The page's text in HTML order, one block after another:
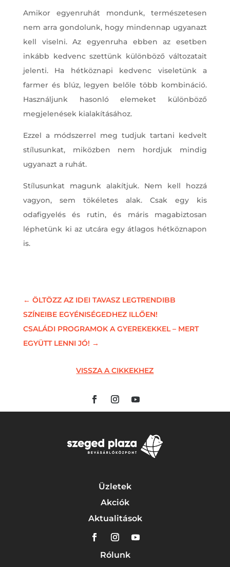
Amikor egyenruhát mondunk, természetesen
nem arra gondolunk, hogy mindennap ugyanazt
kell viselni. Az egyenruha ebben az esetben
inkább kedvenc szettünk különböző változatait
jelenti. Ha hétköznapi kedvenc viseletünk a
farmer és blúz, legyen belőle több kombináció.
Használjunk hasonló elemeket különböző
megjelenések kialakításához.
Ezzel a módszerrel meg tudjuk tartani kedvelt
stílusunkat, miközben nem hordjuk mindig
ugyanazt a ruhát.
Stílusunkat magunk alakítjuk. Nem kell hozzá
vagyon, sem tökéletes alak. Csak egy kis
odafigyelés és rutin, és máris magabiztosan
léphetünk ki az utcára egy átlagos hétköznapon
is.
← ÖLTÖZZ AZ IDEI TAVASZ LEGTRENDIBB
SZÍNEIBE EGYÉNISÉGEDHEZ ILLŐEN!
CSALÁDI PROGRAMOK A GYEREKEKKEL – MERT
EGYÜTT LENNI JÓ! →
VISSZA A CIKKEKHEZ
Üzletek
Akciók
Aktualitások
Rólunk